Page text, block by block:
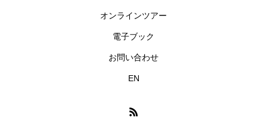
オンラインツアー
電子ブック
お問い合わせ
EN